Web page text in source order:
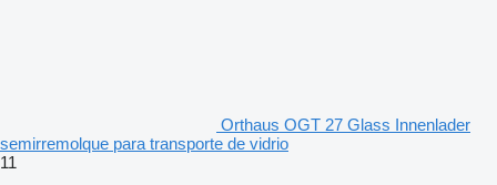
Orthaus OGT 27 Glass Innenlader
semirremolque para transporte de vidrio
11